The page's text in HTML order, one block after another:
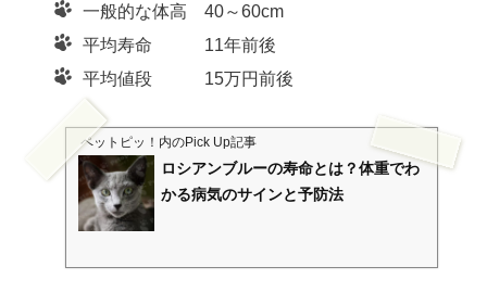
一般的な体高 40～60cm
平均寿命 11年前後
平均値段 15万円前後
ペットピッ！ 内のPick Up記事
ロシアンブルーの寿命とは？体重でわ
かる病気のサインと予防法